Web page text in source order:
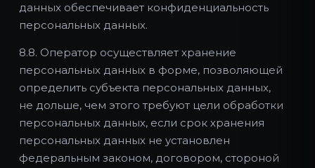
данных обеспечивает конфиденциальность
персональных данных.
8.8. Оператор осуществляет хранение
персональных данных в форме, позволяющей
определить субъекта персональных данных,
не дольше, чем этого требуют цели обработки
персональных данных, если срок хранения
персональных данных не установлен
федеральным законом, договором, стороной